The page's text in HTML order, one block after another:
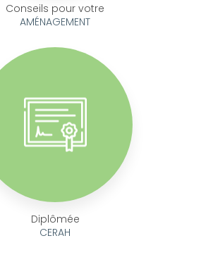
Conseils pour votre
AMÉNAGEMENT
Diplômée
CERAH